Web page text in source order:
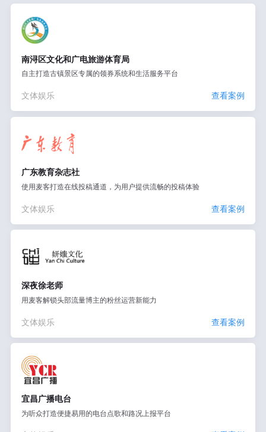
南浔区文化和广电旅游体育局
自主打造古镇景区专属的领券系统和生活服务平台
文体娱乐 查看案例
广东教育杂志社
使用麦客打造在线投稿通道，为用户提供流畅的投稿体验
文体娱乐 查看案例
深夜徐老师
用麦客解锁头部流量博主的粉丝运营新能力
文体娱乐 查看案例
宜昌广播电台
为听众打造便捷易用的电台点歌和路况上报平台